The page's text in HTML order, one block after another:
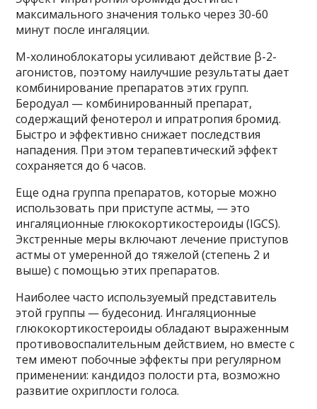
максимального значения только через 30-60
минут после ингаляции.
М-холиноблокаторы усиливают действие β-2-
агонистов, поэтому наилучшие результаты дает
комбинирование препаратов этих групп.
Беродуал — комбинированный препарат,
содержащий фенотерол и ипратропия бромид.
Быстро и эффективно снижает последствия
нападения. При этом терапевтический эффект
сохраняется до 6 часов.
Еще одна группа препаратов, которые можно
использовать при приступе астмы, — это
ингаляционные глюкокортикостероиды (IGCS).
Экстренные меры включают лечение приступов
астмы от умеренной до тяжелой (степень 2 и
выше) с помощью этих препаратов.
Наиболее часто используемый представитель
этой группы — будесонид. Ингаляционные
глюкокортикостероиды обладают выраженным
противовоспалительным действием, но вместе с
тем имеют побочные эффекты при регулярном
применении: кандидоз полости рта, возможно
развитие охриплости голоса.